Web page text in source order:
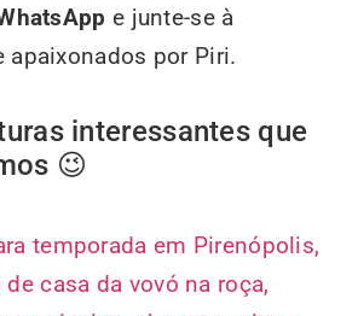
e junte-se à
apaixonados por Piri.
interessantes que
😉
temporada em Pirenópolis,
casa da vovó na roça,